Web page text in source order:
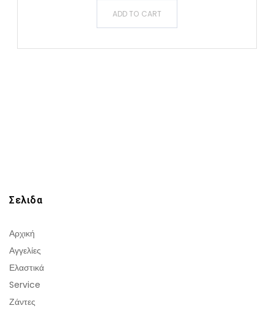
ADD TO CART
Σελιδα
Αρχική
Αγγελίες
Ελαστικά
Service
Ζάντες